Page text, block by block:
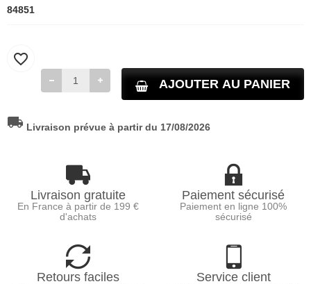
84851
AJOUTER AU PANIER
favorite_border
local_shipping Livraison prévue à partir du 17/08/2026
Livraison gratuite
En France à partir de 199 €
d'achats
Paiement sécurisé
Paiement en ligne 100%
sécurisé
Retours faciles Service client